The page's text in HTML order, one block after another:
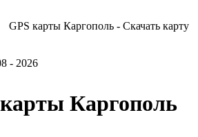
GPS карты Каргополь - Скачать карту
- 2026
Каргополь